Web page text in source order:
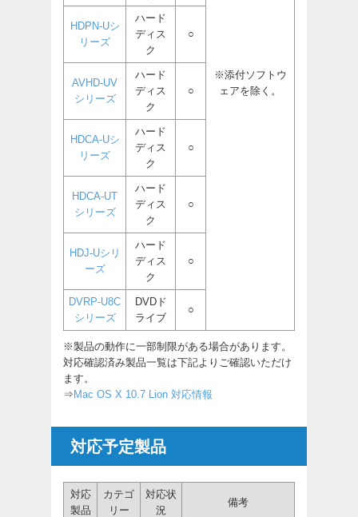
※添付ソフトウ
ェアを除く。
HDPN-Uシ
リーズ
ハード
ディス
ク
○
AVHD-UV
シリーズ
ハード
ディス
ク
○
HDCA-Uシ
リーズ
ハード
ディス
ク
○
HDCA-UT
シリーズ
ハード
ディス
ク
○
HDJ-Uシリ
ーズ
ハード
ディス
ク
○
DVRP-U8C
シリーズ
DVDド
ライブ
○
※製品の動作に一部制限がある場合があります。
対応確認済み製品一覧は下記よりご確認いただけ
ます。
⇒ Mac OS X 10.7 Lion 対応情報
対応予定製品
対応
製品
カテゴ
リー
対応状
況
備考